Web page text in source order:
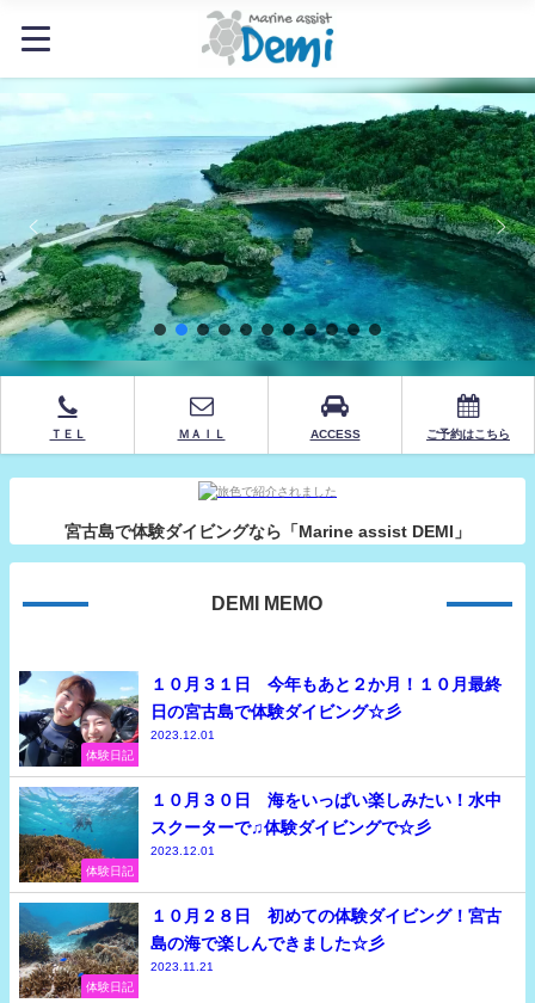
ＴＥＬ ＭＡＩＬ ACCESS ご予約はこちら
宮古島で体験ダイビングなら「Marine assist DEMI」
DEMI MEMO
体験日記
１０月３１日 今年もあと２か月！１０月最終
日の宮古島で体験ダイビング☆彡
2023.12.01
体験日記
１０月３０日 海をいっぱい楽しみたい！水中
スクーターで♫体験ダイビングで☆彡
2023.12.01
体験日記
１０月２８日 初めての体験ダイビング！宮古
島の海で楽しんできました☆彡
2023.11.21